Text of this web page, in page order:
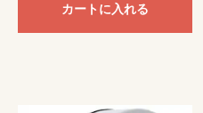
カートに入れる